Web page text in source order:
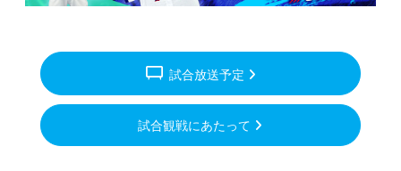
tv_gen 試合放送予定
試合観戦にあたって